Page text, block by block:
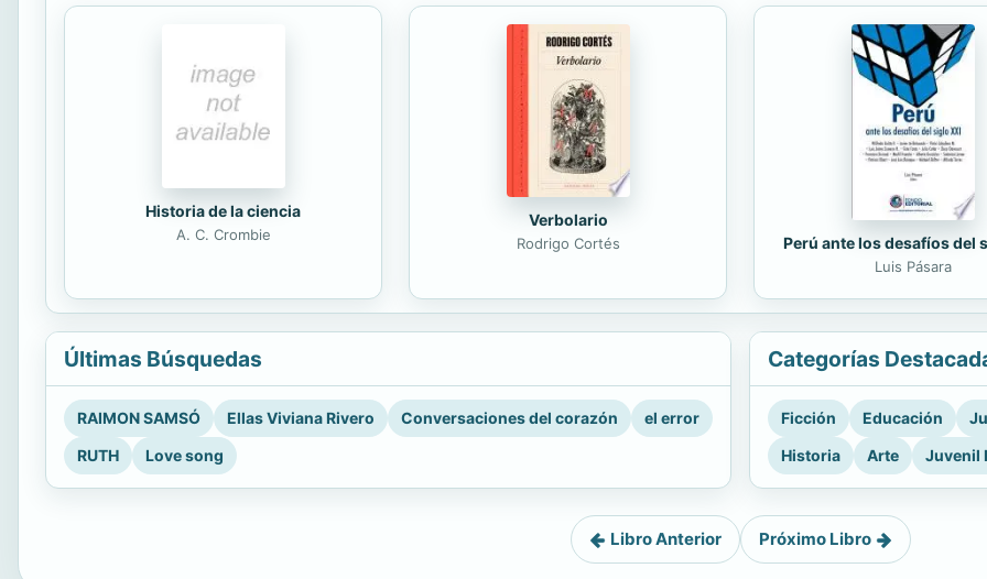
Historia de la ciencia
A. C. Crombie
Verbolario
Rodrigo Cortés Perú ante los desafíos del
Luis Pásara
Últimas Búsquedas
RAIMON SAMSÓ Ellas Viviana Rivero Conversaciones del corazón
el error
RUTH
Love song
Categorías
Ficción Educación
Historia
Arte Juvenil
Libro Anterior Próximo Libro